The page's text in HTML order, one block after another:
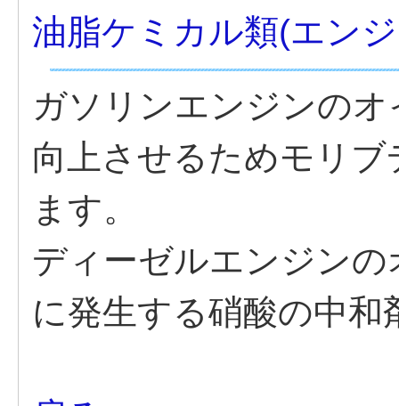
油脂ケミカル類(エン
ガソリンエンジンの
向上させるためモリ
ます。
ディーゼルエンジン
に発生する硝酸の中